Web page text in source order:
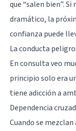
que “salen bien”.
dramático, la
confianza puede
La conducta
En consulta veo
principio solo era
tiene adicción a
Dependencia
Cuando se